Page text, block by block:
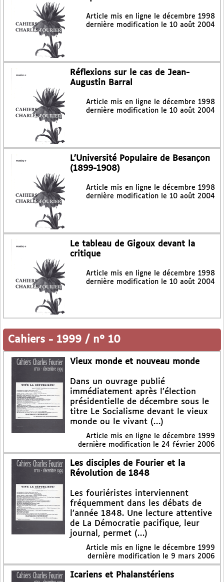
Article mis en ligne le décembre 1998
dernière modification le 10 août 2004
Réflexions sur le cas de Jean-
Augustin Barral
Article mis en ligne le décembre 1998
dernière modification le 10 août 2004
L’Université Populaire de Besançon
(1899-1908)
Article mis en ligne le décembre 1998
dernière modification le 10 août 2004
Le tableau de Gigoux devant la
critique
Article mis en ligne le décembre 1998
dernière modification le 10 août 2004
Cahiers - 1999 / n° 10
Vieux monde et nouveau monde
Dans un ouvrage publié
immédiatement après l’élection
présidentielle de décembre sous le
titre Le Socialisme devant le vieux
monde ou le vivant (…)
Article mis en ligne le décembre 1999
dernière modification le 24 février 2006
Les disciples de Fourier et la
Révolution de 1848
Les fouriéristes interviennent
fréquemment dans les débats de
l’année 1848. Une lecture attentive
de La Démocratie pacifique, leur
journal, permet (…)
Article mis en ligne le décembre 1999
dernière modification le 9 mars 2006
Icariens et Phalanstériens